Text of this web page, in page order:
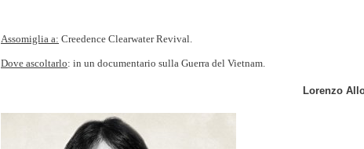
Assomiglia a: Creedence Clearwater Revival.
Dove ascoltarlo: in un documentario sulla Guerra del Vietnam.
Lorenzo